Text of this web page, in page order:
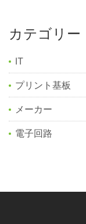
カテゴリー
IT
プリント基板
メーカー
電子回路